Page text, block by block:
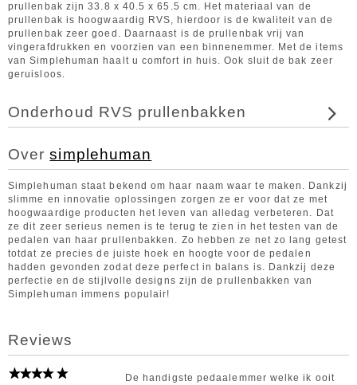
prullenbak zijn 33.8 x 40.5 x 65.5 cm. Het materiaal van de
prullenbak is hoogwaardig RVS, hierdoor is de kwaliteit van de
prullenbak zeer goed. Daarnaast is de prullenbak vrij van
vingerafdrukken en voorzien van een binnenemmer. Met de items
van Simplehuman haalt u comfort in huis. Ook sluit de bak zeer
geruisloos.
Onderhoud RVS prullenbakken
Oversimplehuman
Simplehuman staat bekend om haar naam waar te maken. Dankzij
slimme en innovatie oplossingen zorgen ze er voor dat ze met
hoogwaardige producten het leven van alledag verbeteren. Dat
ze dit zeer serieus nemen is te terug te zien in het testen van de
pedalen van haar prullenbakken. Zo hebben ze net zo lang getest
totdat ze precies de juiste hoek en hoogte voor de pedalen
hadden gevonden zodat deze perfect in balans is. Dankzij deze
perfectie en de stijlvolle designs zijn de prullenbakken van
Simplehuman immens populair!
Reviews
De handigste pedaalemmer welke ik ooit